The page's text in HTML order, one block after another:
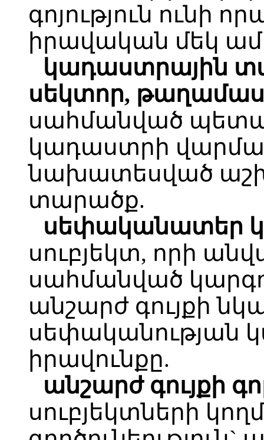
գոյություն ունի
իրավական մեկ
կադաստրային
սեկտոր, թաղամաս
սահմանված
կադաստրի
նախատեսված
տարածք.
սեփականատեր
սուբյեկտ, որի
սահմանված
անշարժ գույքի
սեփականության
իրավունքը.
անշարժ գույքի
սուբյեկտների